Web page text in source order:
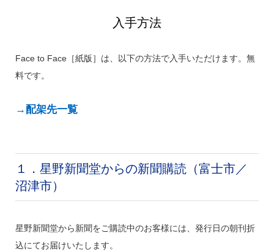
入手方法
Face to Face［紙版］は、以下の方法で入手いただけます。無
料です。
→配架先一覧
１．星野新聞堂からの新聞購読（富士市／
沼津市）
星野新聞堂から新聞をご購読中のお客様には、発行日の朝刊折
込にてお届けいたします。